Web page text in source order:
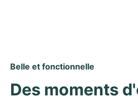
Belle et fonctionnelle
Des moments